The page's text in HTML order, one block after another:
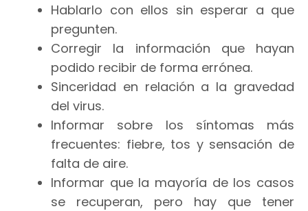
Hablarlo con ellos sin esperar a que
pregunten.
Corregir la información que hayan
podido recibir de forma errónea.
Sinceridad en relación a la gravedad
del virus.
Informar sobre los síntomas más
frecuentes: fiebre, tos y sensación de
falta de aire.
Informar que la mayoría de los casos
se recuperan, pero hay que tener